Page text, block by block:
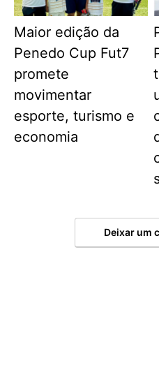
Maior edição da
Penedo Cup Fut7
promete
movimentar
esporte, turismo e
economia
Deixar um